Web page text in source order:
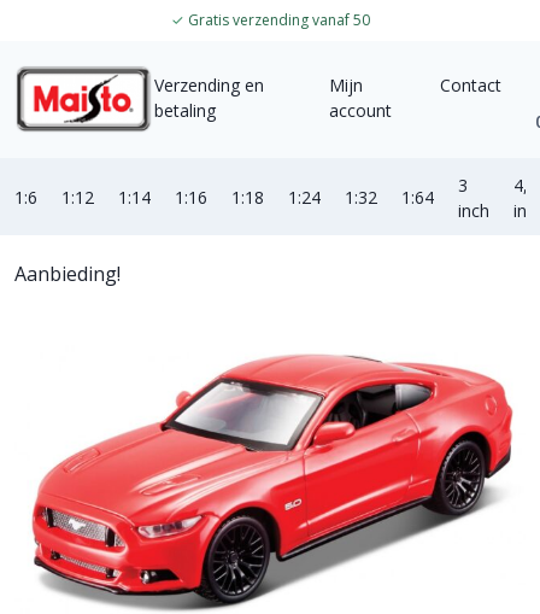
✓ Gratis verzending vanaf 50
Verzending en
betaling
Mijn
account
Contact
1:6 1:12 1:14 1:16 1:18 1:24 1:32 1:64
3
inch
4,5
Aanbieding!